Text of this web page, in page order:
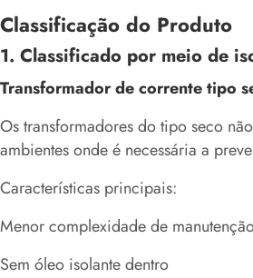
Classificação do Produto
1. Classificado por meio de
Transformador de corrente tipo
Os transformadores do tipo seco
ambientes onde é necessária a
Características principais:
Menor complexidade de
Sem óleo isolante dentro